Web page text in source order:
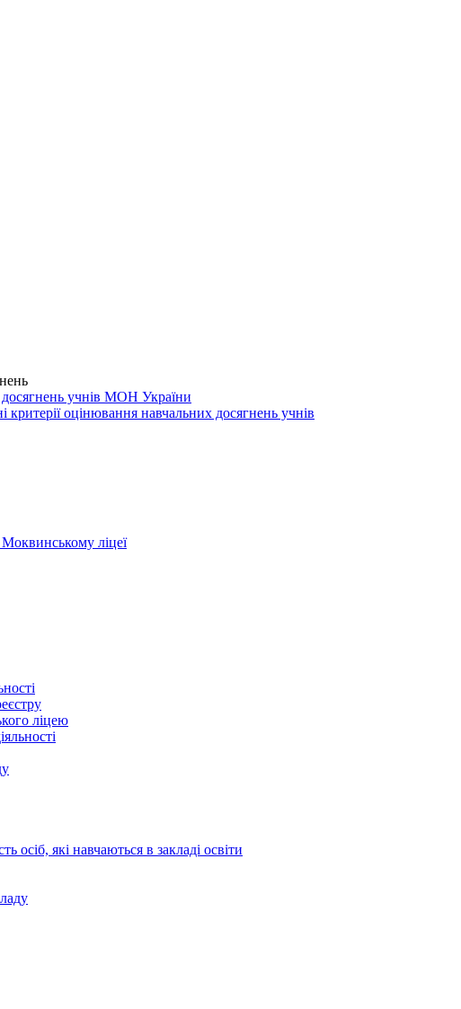
досягнень учнів МОН України
оцінювання навчальних досягнень учнів
ліцеї
ліцею
осіб, які навчаються в закладі освіти